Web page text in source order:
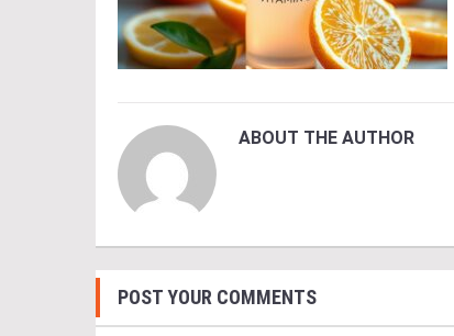
ABOUT THE AUTHOR
POST YOUR COMMENTS